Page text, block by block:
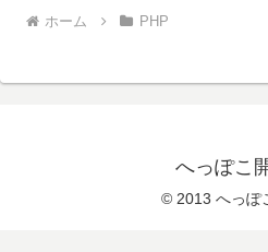
ホーム PHP
へっぽこ
© 2013 へっぽ